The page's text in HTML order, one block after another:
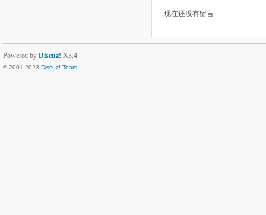
现在还没有留言
Powered by Discuz! X3.4
© 2001-2023 Discuz! Team